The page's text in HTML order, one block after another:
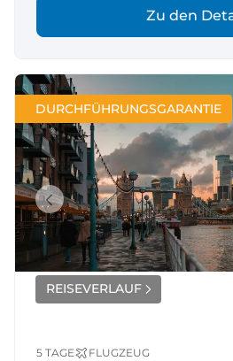
Zu den
DURCHFÜHRUNGSGARANTIE
REISEVERLAUF
5 TAGE FLUGZEUG